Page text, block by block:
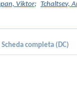
Viktor; Tchaltsev,
Scheda completa (DC)